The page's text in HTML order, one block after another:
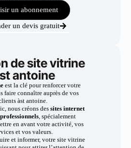
un abonnement
un devis gratuit
de site vitrine
antoine
est la clé pour renforcer votre
faire connaître auprès de vos
àst antoine.
nous créons dessites internet
, spécialement
en avant votre activité, vos
et vos valeurs.
et informer, votre site vitrine